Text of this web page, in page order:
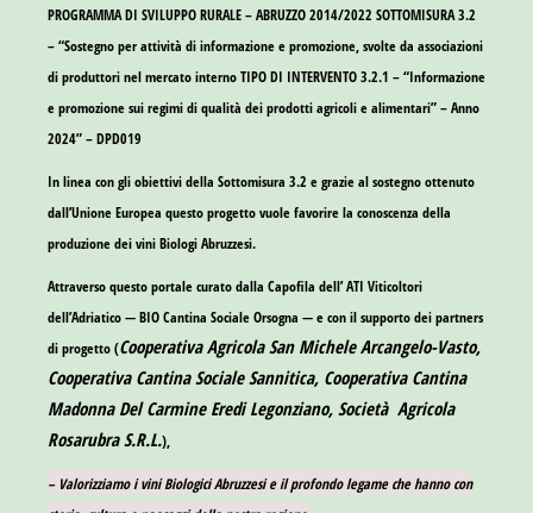
PROGRAMMA DI SVILUPPO RURALE – ABRUZZO 2014/2022 SOTTOMISURA 3.2
– “Sostegno per attività di informazione e promozione, svolte da associazioni
di produttori nel mercato interno TIPO DI INTERVENTO 3.2.1 – “Informazione
e promozione sui regimi di qualità dei prodotti agricoli e alimentari” – Anno
2024” – DPD019
In linea con gli obiettivi della Sottomisura 3.2 e grazie al sostegno ottenuto
dall’Unione Europea questo progetto vuole favorire la conoscenza della
produzione dei vini Biologi Abruzzesi.
Attraverso questo portale curato dalla Capofila dell’ ATI Viticoltori
dell’Adriatico —BIO Cantina Sociale Orsogna — e con il supporto dei partners
di progetto (Cooperativa Agricola San Michele Arcangelo-Vasto,
Cooperativa Cantina Sociale Sannitica, Cooperativa Cantina
Madonna Del Carmine Eredi Legonziano, Società Agricola
Rosarubra S.R.L.),
– Valorizziamo i vini Biologici Abruzzesi e il profondo legame che hanno con